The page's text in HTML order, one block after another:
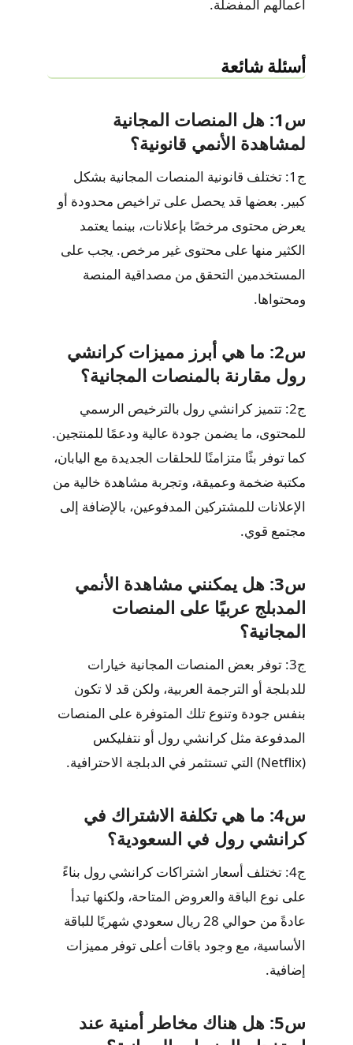
أعمالهم المفضلة.
أسئلة شائعة
س1: هل المنصات المجانية
لمشاهدة الأنمي قانونية؟
ج1: تختلف قانونية المنصات المجانية بشكل
كبير. بعضها قد يحصل على تراخيص محدودة أو
يعرض محتوى مرخصًا بإعلانات، بينما يعتمد
الكثير منها على محتوى غير مرخص. يجب على
المستخدمين التحقق من مصداقية المنصة
ومحتواها.
س2: ما هي أبرز مميزات كرانشي
رول مقارنة بالمنصات المجانية؟
ج2: تتميز كرانشي رول بالترخيص الرسمي
للمحتوى، ما يضمن جودة عالية ودعمًا للمنتجين.
كما توفر بثًا متزامنًا للحلقات الجديدة مع اليابان،
مكتبة ضخمة وعميقة، وتجربة مشاهدة خالية من
الإعلانات للمشتركين المدفوعين، بالإضافة إلى
مجتمع قوي.
س3: هل يمكنني مشاهدة الأنمي
المدبلج عربيًا على المنصات
المجانية؟
ج3: توفر بعض المنصات المجانية خيارات
للدبلجة أو الترجمة العربية، ولكن قد لا تكون
بنفس جودة وتنوع تلك المتوفرة على المنصات
المدفوعة مثل كرانشي رول أو نتفليكس
(Netflix) التي تستثمر في الدبلجة الاحترافية.
س4: ما هي تكلفة الاشتراك في
كرانشي رول في السعودية؟
ج4: تختلف أسعار اشتراكات كرانشي رول بناءً
على نوع الباقة والعروض المتاحة، ولكنها تبدأ
عادةً من حوالي 28 ريال سعودي شهريًا للباقة
الأساسية، مع وجود باقات أعلى توفر مميزات
إضافية.
س5: هل هناك مخاطر أمنية عند